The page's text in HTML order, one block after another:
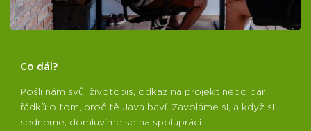
Co dál?
Pošli nám svůj životopis, odkaz na projekt nebo pár
řádků o tom, proč tě Java baví. Zavoláme si, a když si
sedneme, domluvíme se na spolupráci.